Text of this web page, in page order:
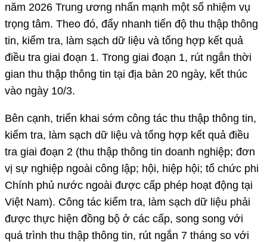
năm 2026 Trung ương nhấn mạnh một số nhiệm vụ
trọng tâm. Theo đó, đẩy nhanh tiến độ thu thập thông
tin, kiểm tra, làm sạch dữ liệu và tổng hợp kết quả
điều tra giai đoạn 1. Trong giai đoạn 1, rút ngắn thời
gian thu thập thông tin tại địa bàn 20 ngày, kết thúc
vào ngày 10/3.
Bên cạnh, triển khai sớm công tác thu thập thông tin,
kiểm tra, làm sạch dữ liệu và tổng hợp kết quả điều
tra giai đoạn 2 (thu thập thông tin doanh nghiệp; đơn
vị sự nghiệp ngoài công lập; hội, hiệp hội; tổ chức phi
Chính phủ nước ngoài được cấp phép hoạt động tại
Việt Nam). Công tác kiểm tra, làm sạch dữ liệu phải
được thực hiện đồng bộ ở các cấp, song song với
quá trình thu thập thông tin, rút ngắn 7 tháng so với